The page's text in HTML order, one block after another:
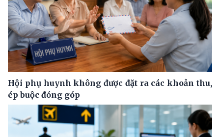
Hội phụ huynh không được đặt ra các khoản thu,
ép buộc đóng góp